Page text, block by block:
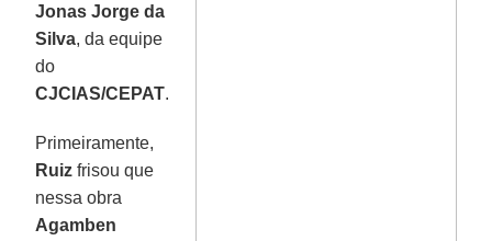
Jonas Jorge da
Silva, da equipe
do
CJCIAS/CEPAT.
Primeiramente,
Ruiz frisou que
nessa obra
Agamben